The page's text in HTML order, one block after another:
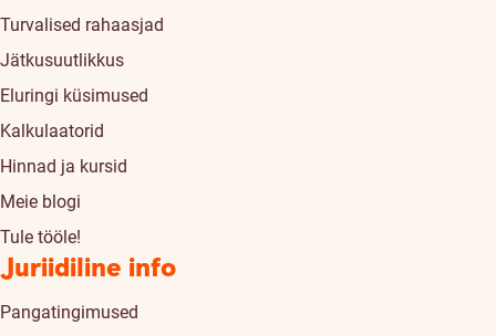
Turvalised rahaasjad
Jätkusuutlikkus
Eluringi küsimused
Kalkulaatorid
Hinnad ja kursid
Meie blogi
Tule tööle!
Juriidiline info
Pangatingimused